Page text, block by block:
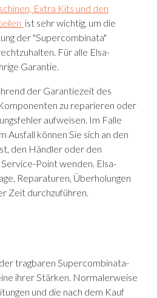
Extra Kits und den
ist sehr wichtig, um die
der "Supercombinata"
Für alle Elsa-
Garantie.
der Garantiezeit des
zu reparieren oder
aufweisen. Im Falle
Ausfall können Sie sich an den
den Händler oder den
Point wenden. Elsa-
Reparaturen, Überholungen
Zeit durchzuführen.
tragbaren Supercombinata-
ihrer Stärken. Normalerweise
und die nach dem Kauf